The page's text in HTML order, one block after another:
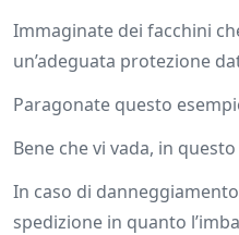
Immaginate dei facchini
un’adeguata protezione
Paragonate questo
Bene che vi vada, in
In caso di
spedizione in quanto